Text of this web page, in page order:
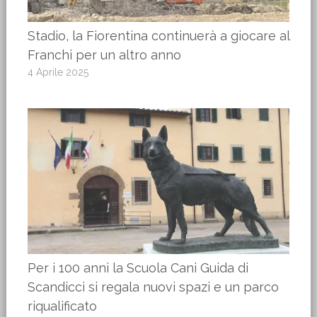
Stadio, la Fiorentina continuerà a giocare al
Franchi per un altro anno
4 Aprile 2025
Per i 100 anni la Scuola Cani Guida di
Scandicci si regala nuovi spazi e un parco
riqualificato